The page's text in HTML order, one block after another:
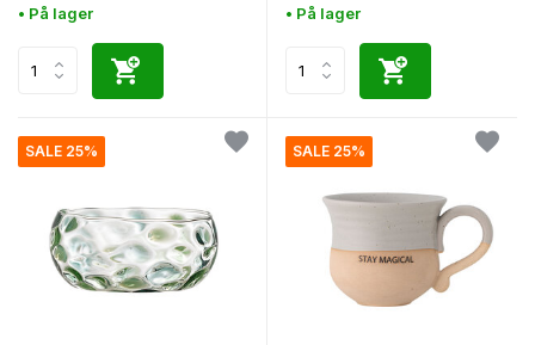
• På lager • På lager
SALE 25% SALE 25%